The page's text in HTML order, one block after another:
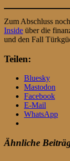
Zum Abschluss
Inside über die
und den Fall
Teilen:
Bluesky
Mastodon
Facebook
E-Mail
WhatsApp
Ähnliche